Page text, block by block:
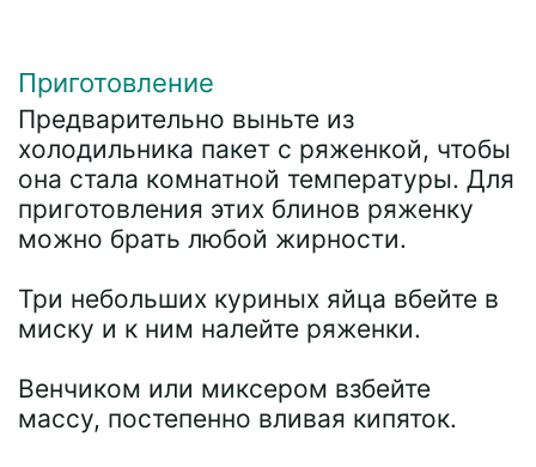
Приготовление
Предварительно выньте из
холодильника пакет с ряженкой, чтобы
она стала комнатной температуры. Для
приготовления этих блинов ряженку
можно брать любой жирности.
Три небольших куриных яйца вбейте в
миску и к ним налейте ряженки.
Венчиком или миксером взбейте
массу, постепенно вливая кипяток.